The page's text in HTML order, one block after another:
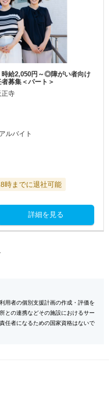
時給2,050円～◎障がい者向け
募集＜パート＞
正寺
ルバイト
時までに退社可能
詳細を見る
用者の個別支援計画の作成・評価を
との連携などその施設におけるサー
任者になるための国家資格はないで